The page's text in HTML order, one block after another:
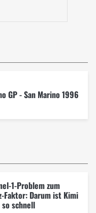
GP - San Marino 1996
1-Problem zum
Faktor: Darum ist Kimi
schnell